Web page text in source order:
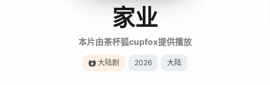
家业
本片由茶杯狐cupfox提供播放
大陆剧 2026 大陆